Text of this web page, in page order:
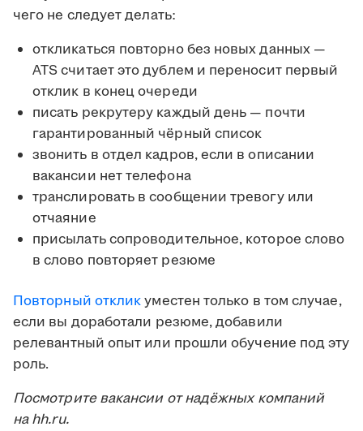
чего не следует делать:
откликаться повторно без новых данных —
ATS считает это дублем и переносит первый
отклик в конец очереди
писать рекрутеру каждый день — почти
гарантированный чёрный список
звонить в отдел кадров, если в описании
вакансии нет телефона
транслировать в сообщении тревогу или
отчаяние
присылать сопроводительное, которое слово
в слово повторяет резюме
Повторный откликуместен только в том случае,
если вы доработали резюме, добавили
релевантный опыт или прошли обучение под эту
роль.
Посмотрите вакансии от надёжных компаний
на hh.ru.